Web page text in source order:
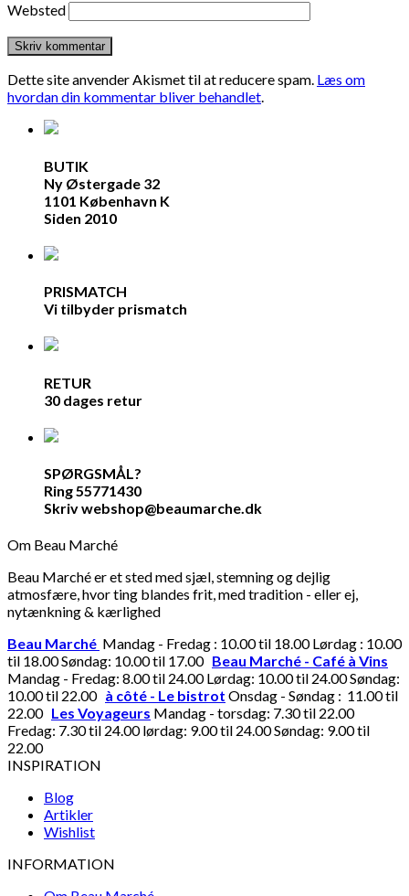
Websted
Dette site anvender Akismet til at reducere spam. Læs om
hvordan din kommentar bliver behandlet.
BUTIK
Ny Østergade 32
1101 København K
Siden 2010
PRISMATCH
Vi tilbyder prismatch
RETUR
30 dages retur
SPØRGSMÅL?
Ring 55771430
Skriv webshop@beaumarche.dk
Om Beau Marché
Beau Marché er et sted med sjæl, stemning og dejlig
atmosfære, hvor ting blandes frit, med tradition - eller ej,
nytænkning & kærlighed
Beau Marché Mandag - Fredag : 10.00 til 18.00 Lørdag : 10.00
til 18.00 Søndag: 10.00 til 17.00 Beau Marché - Café à Vins
Mandag - Fredag: 8.00 til 24.00 Lørdag: 10.00 til 24.00 Søndag:
10.00 til 22.00 à côté - Le bistrot Onsdag - Søndag : 11.00 til
22.00 Les Voyageurs Mandag - torsdag: 7.30 til 22.00
Fredag: 7.30 til 24.00 lørdag: 9.00 til 24.00 Søndag: 9.00 til
22.00
INSPIRATION
Blog
Artikler
Wishlist
INFORMATION